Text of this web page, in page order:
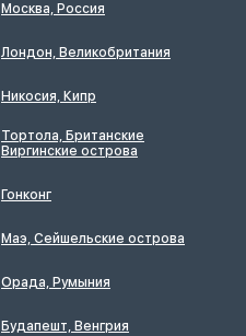
Москва, Россия
Лондон, Великобритания
Никосия, Кипр
Тортола, Британские
Виргинские острова
Гонконг
Маэ, Сейшельские острова
Орада, Румыния
Будапешт, Венгрия